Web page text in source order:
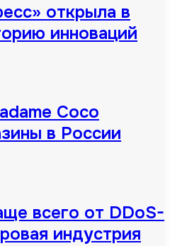
открыла в
инноваций
Coco
в России
всего от DDoS-
индустрия